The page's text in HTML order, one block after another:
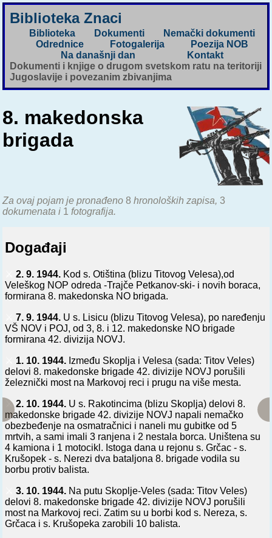
Biblioteka Znaci
Biblioteka Dokumenti
Nemački dokumenti
Odrednice
Fotogalerija
Poezija NOB
Na današnji dan
Kontakt
Dokumenti i knjige o drugom svetskom ratu na teritoriji
Jugoslavije i povezanim zbivanjima
8. makedonska
brigada
Za ovaj pojam je pronađeno8 hronoloških zapisa,3
dokumenata i 1 fotografija.
Događaji
2. 9. 1944. Kod s. Otiština (blizu Titovog Velesa),od
Veleškog NOP odreda -Trajče Petkanov-ski- i novih boraca,
formirana 8. makedonska NO brigada.
7. 9. 1944. U s. Lisicu (blizu Titovog Velesa), po naređenju
VŠ NOV i POJ, od 3, 8. i 12. makedonske NO brigade
formirana 42. divizija NOVJ.
1. 10. 1944. Između Skoplja i Velesa (sada: Titov Veles)
delovi 8. makedonske brigade 42. divizije NOVJ porušili
železnički most na Markovoj reci i prugu na više mesta.
⚔️ 2. 10. 1944. U s. Rakotincima (blizu Skoplja) delovi 8.
makedonske brigade 42. divizije NOVJ napali nemačko
obezbeđenje na osmatračnici i naneli mu gubitke od 5
mrtvih, a sami imali 3 ranjena i 2 nestala borca. Uništena su
4 kamiona i 1 motocikl. Istoga dana u rejonu s. Grčac - s.
Krušopek - s. Nerezi dva bataljona 8. brigade vodila su
borbu protiv balista.
3. 10. 1944. Na putu Skoplje-Veles (sada: Titov Veles)
delovi 8. makedonske brigade 42. divizije NOVJ porušili
most na Markovoj reci. Zatim su u borbi kod s. Nereza, s.
Grčaca i s. Krušopeka zarobili 10 balista.